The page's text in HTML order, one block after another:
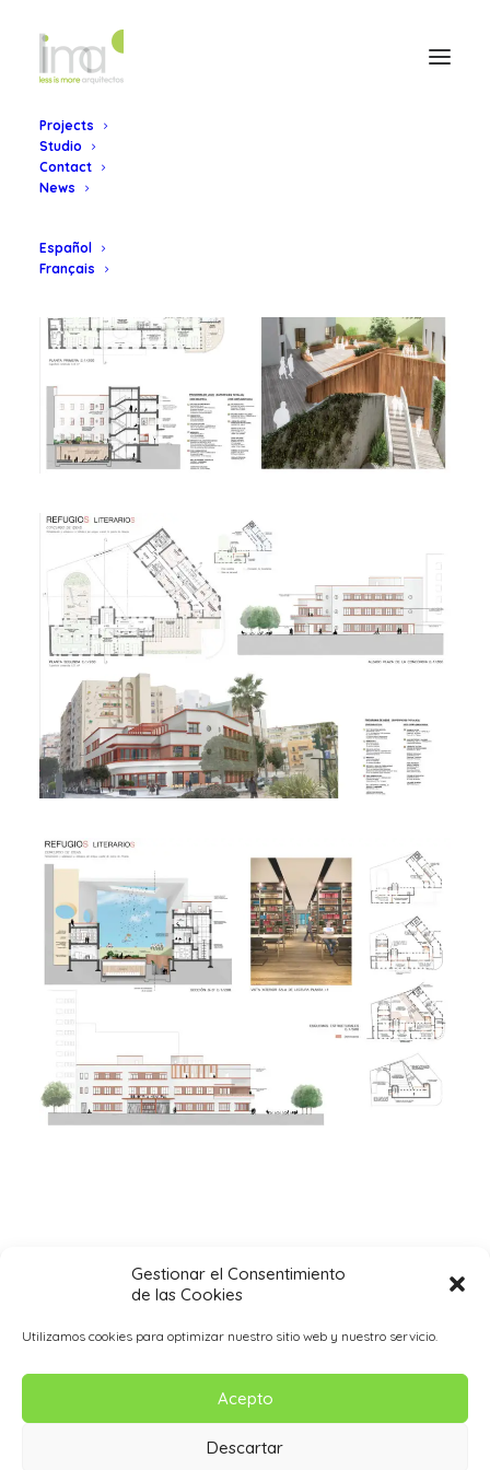
Gestionar el Consentimiento
de las Cookies
Utilizamos cookies para optimizar nuestro sitio web y nuestro servicio.
Acepto
Descartar
Projects
Studio
Contact
News
Español
Français
Almeria public library.
Competition. 2015